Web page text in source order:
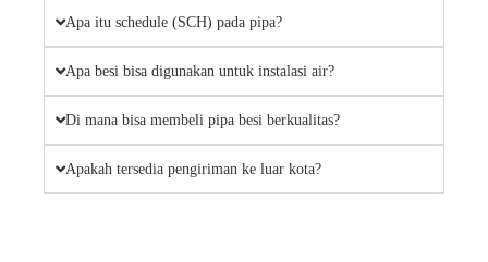
Apa itu schedule (SCH) pada pipa?
Apa besi bisa digunakan untuk instalasi air?
Di mana bisa membeli pipa besi berkualitas?
Apakah tersedia pengiriman ke luar kota?